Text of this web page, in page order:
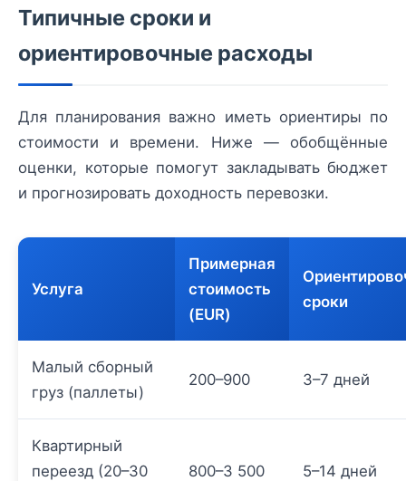
Типичные сроки и
ориентировочные расходы
Для планирования важно иметь ориентиры по
стоимости и времени. Ниже — обобщённые
оценки, которые помогут закладывать бюджет
и прогнозировать доходность перевозки.
Услуга
Примерная
стоимость
(EUR)
сроки
Малый сборный
груз (паллеты)
200–900 3–7 дней
Квартирный
переезд (20–30
800–3 500 5–14 дней